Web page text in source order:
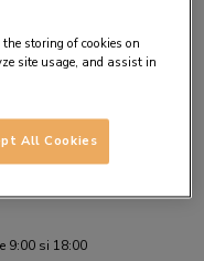
9:00 si 18:00
storing of cookies on
site usage, and assist in
All Cookies